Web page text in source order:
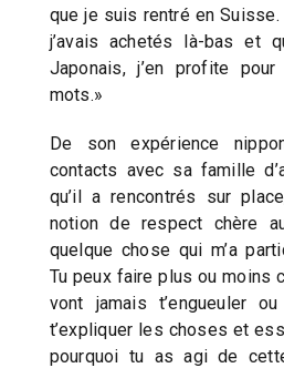
que je suis rentré en
j’avais achetés là-bas et
Japonais, j’en profite pour
mots.»
De son expérience
contacts avec sa famille
qu’il a rencontrés sur
notion de respect chère
quelque chose qui m’a
Tu peux faire plus ou moins
vont jamais t’engueuler
t’expliquer les choses et
pourquoi tu as agi de